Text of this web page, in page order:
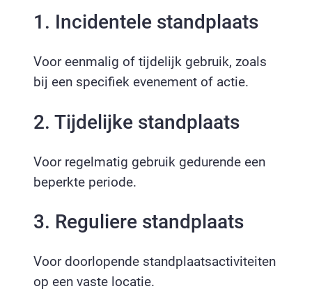
1. Incidentele standplaats
Voor eenmalig of tijdelijk gebruik, zoals
bij een specifiek evenement of actie.
2. Tijdelijke standplaats
Voor regelmatig gebruik gedurende een
beperkte periode.
3. Reguliere standplaats
Voor doorlopende standplaatsactiviteiten
op een vaste locatie.